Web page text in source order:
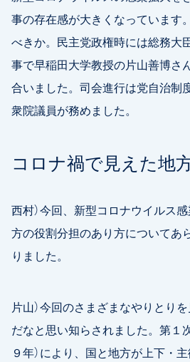
事の存在感が大きくなっています
べきか。民主党政権時には総務大
事で早稲田大学教授の片山善博さ
合いました。司会進行は党自治制
衆院議員が務めました。
コロナ禍で見えた地
西村）今回、新型コロナウイルス
方の役割分担のあり方についてあ
りました。
片山）今回のさまざまなやりとり
だなと思い知らされました。第１
９年）により、国と地方が上下・